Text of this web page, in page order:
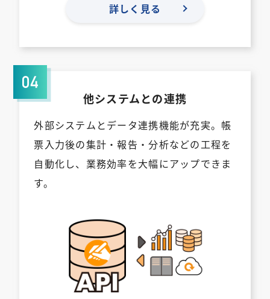
詳しく見る
他システムとの連携
外部システムとデータ連携機能が充実。帳
票入力後の集計・報告・分析などの工程を
自動化し、業務効率を大幅にアップできま
す。